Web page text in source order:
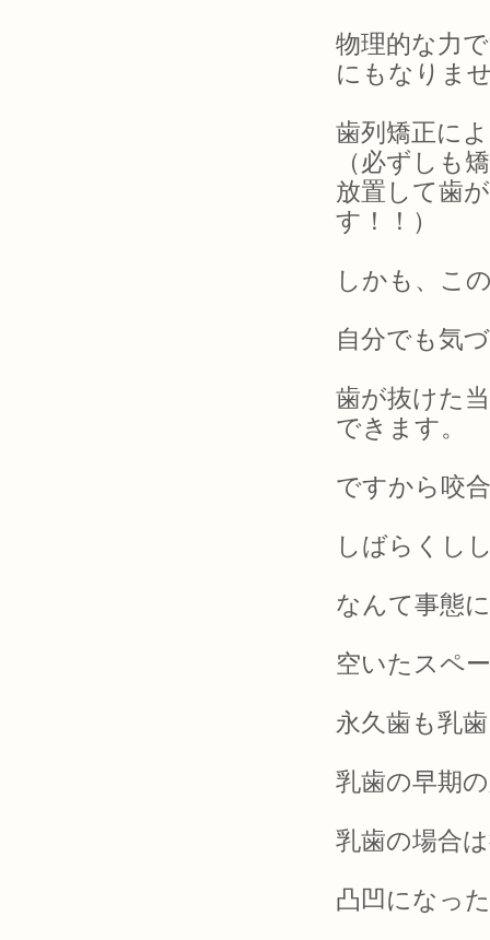
物理的な力
にもなりま
歯列矯正に
（必ずしも
放置して歯
す！！）
しかも、こ
自分でも気
歯が抜けた
できます。
ですから咬
しばらくし
なんて事態
空いたスペ
永久歯も乳
乳歯の早期
乳歯の場合
凸凹になっ